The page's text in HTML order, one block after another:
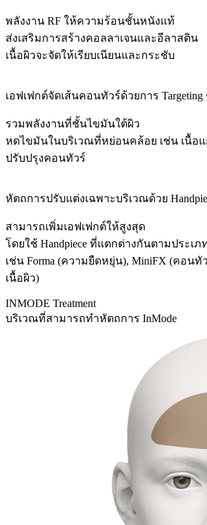
พลังงาน RF ให้ความร้อนชั้นหนังแท้
ส่งเสริมการสร้างคอลลาเจนและอีลาสติน
เนื้อผิวจะจัดให้เรียบเนียนและกระชับ
เอฟเฟกต์จัดเส้นคอนทัวร์ด้วยการ
รวมพลังงานที่ชั้นไขมันใต้ผิว
หดไขมันในบริเวณที่หย่อนคล้อย เช่น เนื้อแ
ปรับปรุงคอนทัวร์
หัตถการปรับแต่งเฉพาะบริเวณด้วย
สามารถเพิ่มเอฟเฟกต์ให้สูงสุด
โดยใช้ Handpiece ที่แตกต่างกันตามประเ
เช่น Forma (ความยืดหยุ่น), MiniFX (คอนทัว
เนื้อผิว)
INMODE Treatment
บริเวณที่สามารถทำหัตถการ InMode